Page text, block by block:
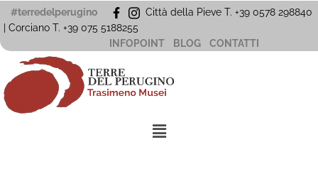
Vai
al
#terredelperugino
Città della Pieve T. +39 0578 298840
| Corciano T. +39 075 5188255
INFOPOINT
BLOG CONTATTI
Menu